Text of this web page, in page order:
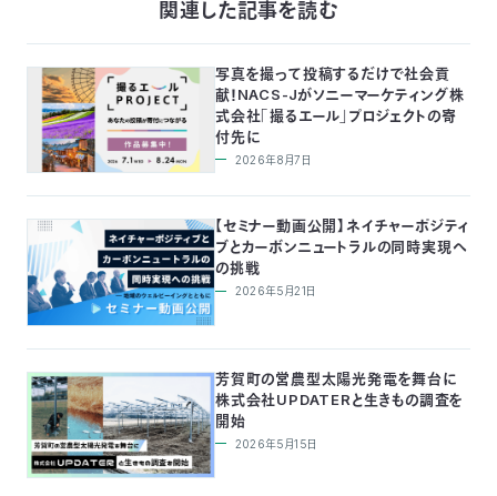
関連した記事を読む
写真を撮って投稿するだけで社会貢
献！NACS-Jがソニーマーケティング株
式会社「撮るエール」プロジェクトの寄
付先に
2026年8月7日
【セミナー動画公開】ネイチャーポジティ
ブとカーボンニュートラルの同時実現へ
の挑戦
2026年5月21日
芳賀町の営農型太陽光発電を舞台に
株式会社UPDATERと生きもの調査を
開始
2026年5月15日